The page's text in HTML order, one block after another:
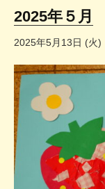
2025年５月
2025年5月13日 (火)